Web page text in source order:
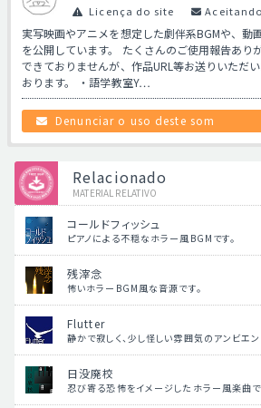
Licença do site Aceitando
実写映画やアニメを想定した劇伴系BGMや、動
を公開しています。 たくさんのご使用報告あり
できておりませんが、作品URL等お送りいただ
おります。 ・語学教室Y…
Denunciar o uso deste som
Relacionado
MATERIAL RELATIVO
コールドフィッシュ
ピアノによる不穏なホラー風BGMです。
残滓念
怖いホラーBGM風な音源です。
Flutter
静かで寂しく、少し怪しい雰囲気のアンビエ
日没廃校
忍び寄る恐怖をイメージしたホラー風楽曲で